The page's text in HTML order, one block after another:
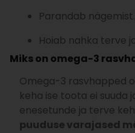
Parandab nägemist.
Hoiab nahka terve
Miks on omega-3
Omega-3 rasvhapped
keha ise toota ei suuda
enesetunde ja terve
puuduse varajased